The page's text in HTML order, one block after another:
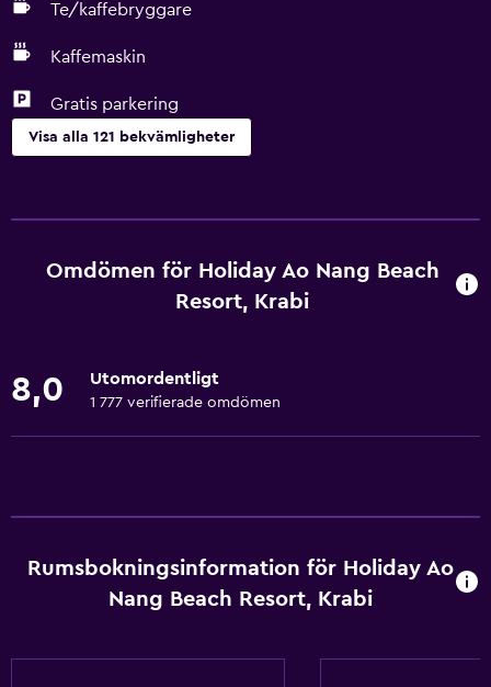
Te/kaffebryggare
Kaffemaskin
Gratis parkering
Visa alla 121 bekvämligheter
Wifi tillgängligt i alla områden
Brandvarnare
Luftkonditionering
Kroppstvål
Papperskorgar
Omdömen för Holiday Ao Nang Beach
Resort, Krabi
8,0 Utomordentligt
1 777 verifierade omdömen
Rumsbokningsinformation för Holiday Ao
Nang Beach Resort, Krabi